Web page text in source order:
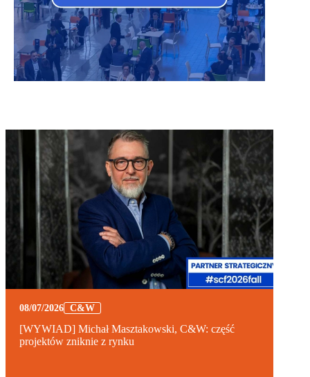
08/07/2026 C&W
[WYWIAD] Michał Masztakowski, C&W: część
projektów zniknie z rynku